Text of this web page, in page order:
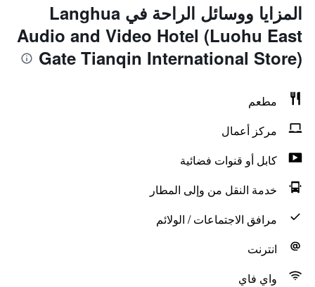
المزايا ووسائل الراحة في Langhua
Audio and Video Hotel (Luohu East
Gate Tianqin International Store)
مطعم
مركز أعمال
كابل أو قنوات فضائية
خدمة النقل من وإلى المطار
مرافق الاجتماعات / الولائم
انترنت
واي فاي